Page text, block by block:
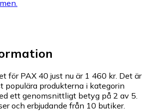
för PAX 40 just nu är 1 460 kr. Det är
populära produkterna i kategorin
ett genomsnittligt betyg på 2 av 5.
och erbjudande från 10 butiker.